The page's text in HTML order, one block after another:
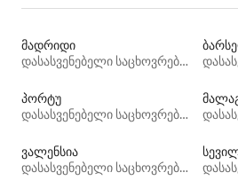
მადრიდი
დასასვენებელი საცხოვრებლები
პორტუ
დასასვენებელი საცხოვრებლები
ვალენსია
დასასვენებელი საცხოვრებლები